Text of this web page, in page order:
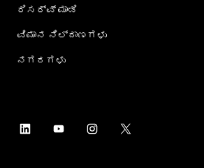
ರಿಸರ್ವ್ ಮಾಡಿ
ವಿಮಾನ ನಿಲ್ದಾಣಗಳು
ನಗರಗಳು